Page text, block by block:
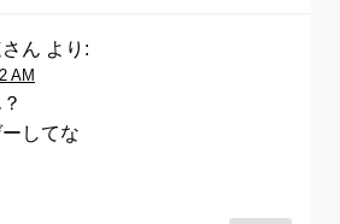
ん より:
AM
してな